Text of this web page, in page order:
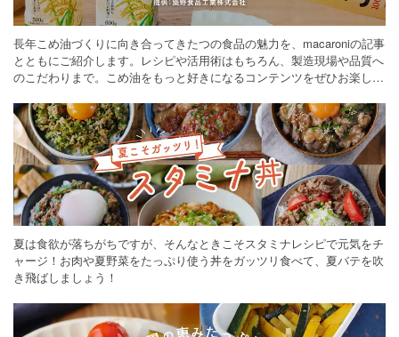
長年こめ油づくりに向き合ってきたつの食品の魅力を、macaroniの記事
とともにご紹介します。レシピや活用術はもちろん、製造現場や品質へ
のこだわりまで。こめ油をもっと好きになるコンテンツをぜひお楽しみ
夏は食欲が落ちがちですが、そんなときこそスタミナレシピで元気をチ
ャージ！お肉や夏野菜をたっぷり使う丼をガッツリ食べて、夏バテを吹
き飛ばしましょう！